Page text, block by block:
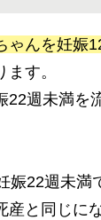
ゃんを妊娠
す。
22週未満を
娠22週未満
と同じに